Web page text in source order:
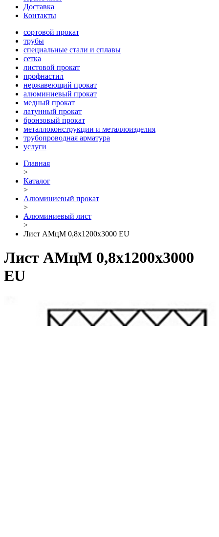
Доставка
Контакты
сортовой прокат
трубы
специальные стали и сплавы
сетка
листовой прокат
профнастил
нержавеющий прокат
алюминиевый прокат
медный прокат
латунный прокат
бронзовый прокат
металлоконструкции и металлоизделия
трубопроводная арматура
услуги
Главная
>
Каталог
>
Алюминиевый прокат
>
Алюминиевый лист
>
Лист АМцМ 0,8х1200х3000 EU
Лист АМцМ 0,8х1200х3000
EU